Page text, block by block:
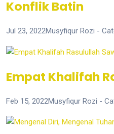
Konflik Batin
Jul 23, 2022Musyfiqur Rozi -
Empat Khalifah
Feb 15, 2022Musyfiqur Rozi -